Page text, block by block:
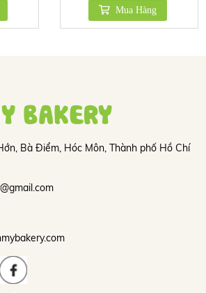
Mua Hàng
BAKERY
Bà Điểm, Hóc Môn, Thành phố Hồ Chí